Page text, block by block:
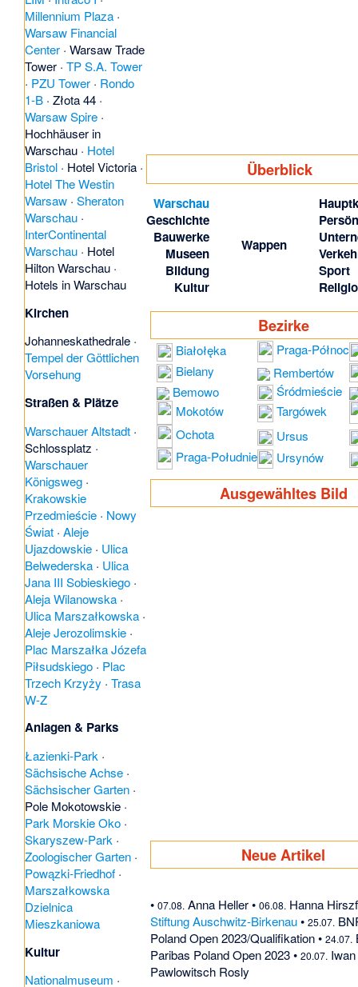
Millennium Plaza ·
Warsaw Financial
Center ·Warsaw Trade
Tower ·TP S.A. Tower
· PZU Tower · Rondo
1-B ·Złota 44 ·
Warsaw Spire ·
Hochhäuser in
Warschau · Hotel
Bristol · Hotel Victoria ·
Hotel The Westin
Warsaw ·Sheraton
Warschau ·
InterContinental
Warschau · Hotel
Hilton Warschau ·
Hotels in Warschau
Kirchen
Johanneskathedrale ·
Tempel der Göttlichen
Vorsehung
Straßen & Plätze
Warschauer Altstadt ·
Schlossplatz ·
Warschauer
Königsweg ·
Krakowskie
Przedmieście · Nowy
Świat ·Aleje
Ujazdowskie · Ulica
Belwederska · Ulica
Jana III Sobieskiego ·
Aleja Wilanowska ·
Ulica Marszałkowska ·
Aleje Jerozolimskie ·
Plac Marszałka Józefa
Piłsudskiego · Plac
Trzech Krzyży ·Trasa
W-Z
Anlagen & Parks
Łazienki-Park ·
Sächsische Achse ·
Sächsischer Garten ·
Pole Mokotowskie ·
Park Morskie Oko ·
Skaryszew-Park ·
Zoologischer Garten ·
Powązki-Friedhof ·
Marszałkowska
Dzielnica
Mieszkaniowa
Kultur
Nationalmuseum ·
Überblick
Warschau
Geschichte
Bauwerke
Museen
Bildung
Kultur
Wappen
Sport
Bezirke
Białołęka
Praga-Północ
Bielany
Rembertów
Bemowo
Śródmieście
Mokotów
Targówek
Ochota
Ursus
Praga-Południe
Ursynów
Ausgewähltes Bild
Neue Artikel
•07.08. Anna Heller•06.08. Hanna
Stiftung Auschwitz-Birkenau•25.07.
Poland Open 2023/Qualifikation•24.07.
Paribas Poland Open 2023•20.07. Iwan
Pawlowitsch Rosly